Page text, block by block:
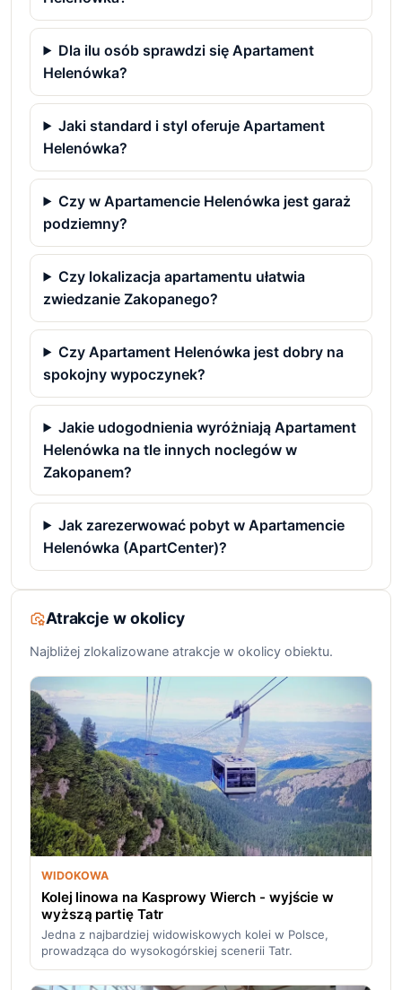
Dla ilu osób sprawdzi się Apartament
Helenówka?
Jaki standard i styl oferuje Apartament
Helenówka?
Czy w Apartamencie Helenówka jest garaż
podziemny?
Czy lokalizacja apartamentu ułatwia
zwiedzanie Zakopanego?
Czy Apartament Helenówka jest dobry na
spokojny wypoczynek?
Jakie udogodnienia wyróżniają Apartament
Helenówka na tle innych noclegów w
Zakopanem?
Jak zarezerwować pobyt w Apartamencie
Helenówka (ApartCenter)?
Atrakcje w okolicy
Najbliżej zlokalizowane atrakcje w okolicy obiektu.
WIDOKOWA
Kolej linowa na Kasprowy Wierch - wyjście w
wyższą partię Tatr
Jedna z najbardziej widowiskowych kolei w Polsce,
prowadząca do wysokogórskiej scenerii Tatr.